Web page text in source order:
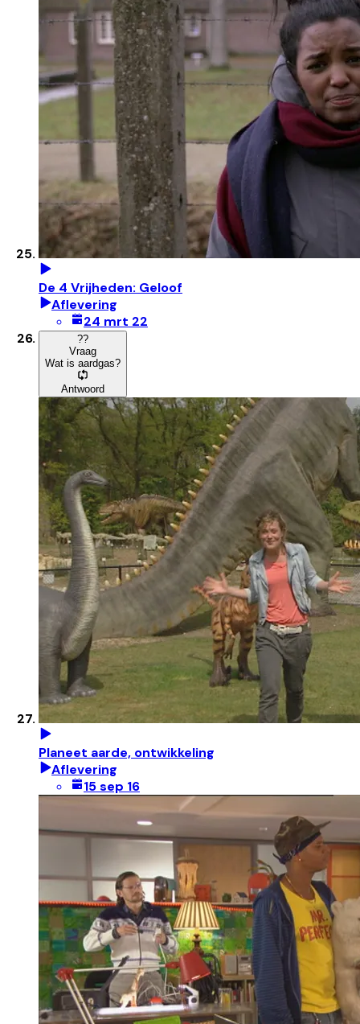
De 4 Vrijheden: Geloof
Aflevering
24 mrt 22
??
Vraag
Wat is aardgas?
Antwoord
Planeet aarde, ontwikkeling
Aflevering
15 sep 16